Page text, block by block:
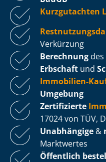
Kurzgutachten
Verkürzung
Berechnung des
Erbschaft und
Immobilien-
Umgebung
Zertifizierte
17024 von TÜV,
Unabhängige &
Marktwertes
Öffentlich